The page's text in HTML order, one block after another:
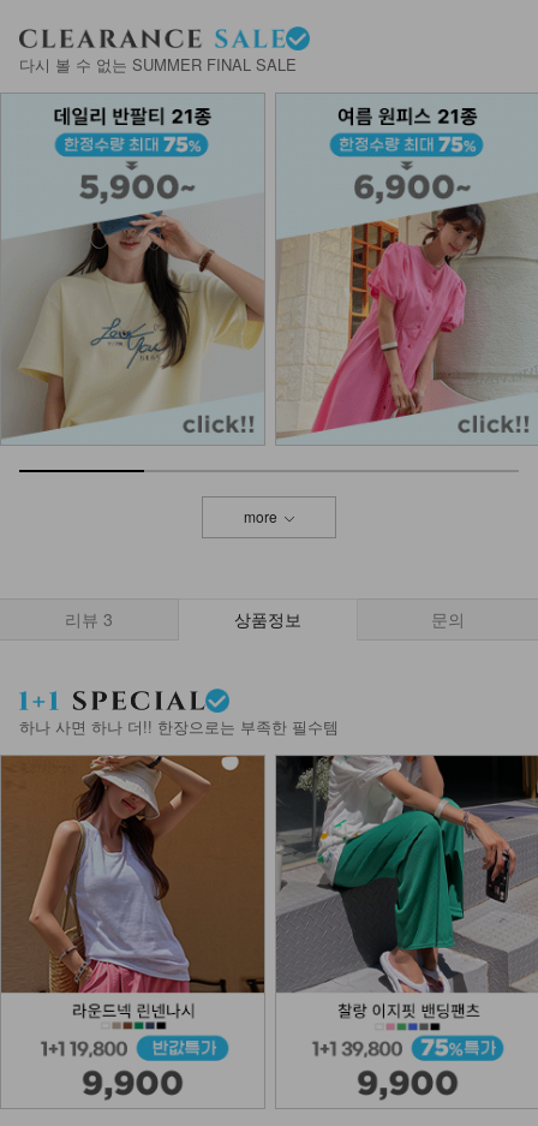
DM32-AC-01/미켈란 비드체인 목걸
이
다시 볼 수 없는 SUMMER FINAL SALE
more
리뷰 3 상품정보 문의
하나 사면 하나 더!! 한장으로는 부족한 필수템